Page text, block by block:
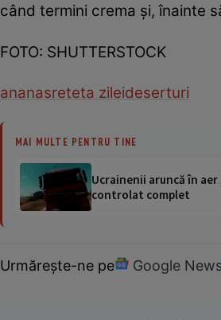
când termini crema şi, înainte
FOTO: SHUTTERSTOCK
ananasreteta zileideserturi
MAI MULTE PENTRU TINE
Ucrainenii aruncă în
controlat complet
Urmărește-ne pe Google